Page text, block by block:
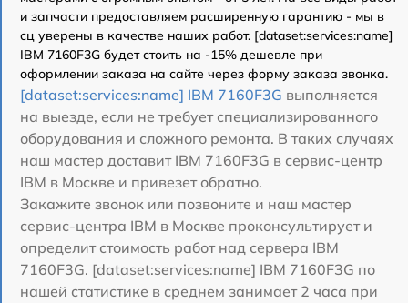
и запчасти предоставляем расширенную гарантию - мы в
сц уверены в качестве наших работ. [dataset:services:name]
IBM 7160F3G будет стоить на -15% дешевле при
оформлении заказа на сайте через форму заказа звонка.
[dataset:services:name] IBM 7160F3G выполняется
на выезде, если не требует специализированного
оборудования и сложного ремонта. В таких случаях
наш мастер доставит IBM 7160F3G в сервис-центр
IBM в Москве и привезет обратно.
Закажите звонок или позвоните и наш мастер
сервис-центра IBM в Москве проконсультирует и
определит стоимость работ над сервера IBM
7160F3G. [dataset:services:name] IBM 7160F3G по
нашей статистике в среднем занимает 2 часа при